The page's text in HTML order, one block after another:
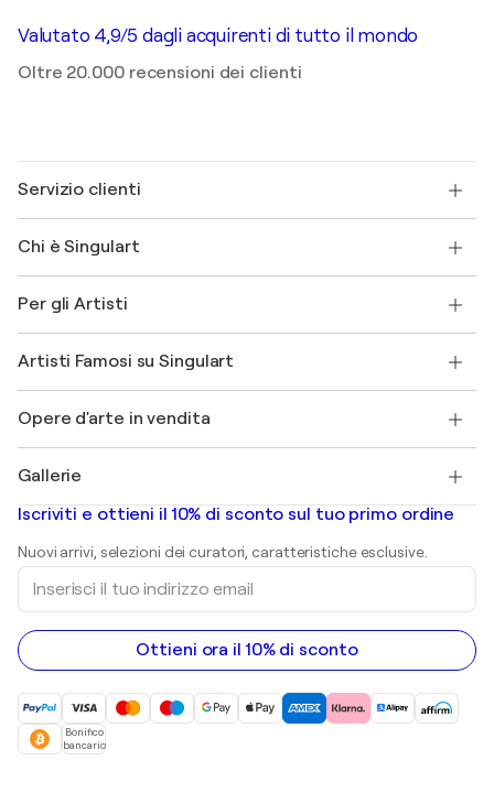
Valutato 4,9/5 dagli acquirenti di tutto il mondo
Oltre 20.000 recensioni dei clienti
Servizio clienti
Spedizione
Offri una carta regalo
Partecipa al nostro programma commerciale
Il mio account
Protezione acquirente
+39 694500608
Chi è Singulart
FAQ
Magazine di Singulart
Lavori
Scopri arte originale selezionata
Per gli Artisti
Accedi come Artista
Artisti Famosi su Singulart
Marc Chagall
Banksy
Mr. Brainwash
Shepard Fairey
Opere d'arte in vendita
Quadri astratti in vendita
Dipinti di paesaggi
sculture
Dipinti acrilici
Gallerie
Gallerie d’arte in Italia
Iscriviti e ottieni il 10% di sconto sul tuo primo ordine
Nuovi arrivi, selezioni dei curatori, caratteristiche esclusive.
Inserisci
tuo
indirizzo
email
Ottieni ora il 10% di sconto
Bonifico
bancario